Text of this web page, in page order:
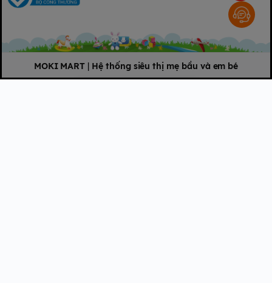
MOKI MART Hệ thống siêu thị mẹ bầu và em bé